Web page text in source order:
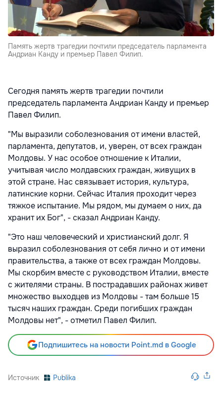
Память жертв трагедии почтили председатель парламента
Андриан Канду и премьер Павел Филип.
Сегодня память жертв трагедии почтили
председатель парламента Андриан Канду и премьер
Павел Филип.
"Мы выразили соболезнования от имени властей,
парламента, депутатов, и, уверен, от всех граждан
Молдовы. У нас особое отношение к Италии,
учитывая число молдавских граждан, живущих в
этой стране. Нас связывает история, культура,
латинские корни. Сейчас Италия проходит через
тяжкое испытание. Мы рядом, мы думаем о них, да
хранит их Бог", - сказал Андриан Канду.
"Это наш человеческий и христианский долг. Я
выразил соболезнования от себя лично и от имени
правительства, а также от всех граждан Молдовы.
Мы скорбим вместе с руководством Италии, вместе
с жителями страны. В пострадавших районах живет
множество выходцев из Молдовы - там больше 15
тысяч наших граждан. Среди погибших граждан
Молдовы нет", - отметил Павел Филип.
Подпишитесь на новости Point.md в Google
Источник Publika